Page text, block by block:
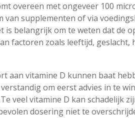
overeen met ongeveer 100
van supplementen of via
is belangrijk om te weten dat de
factoren zoals leeftijd,
aan vitamine D kunnen baat
om eerst advies in te
veel vitamine D kan schadelijk
dosering niet te